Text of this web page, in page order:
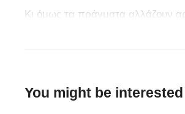
Κι όμως τα πράγματα αλλάζουν
You might be